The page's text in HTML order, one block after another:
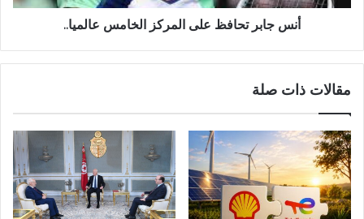
أنس جابر تحافظ على المركز الخامس عالميا..
مقالات ذات صلة